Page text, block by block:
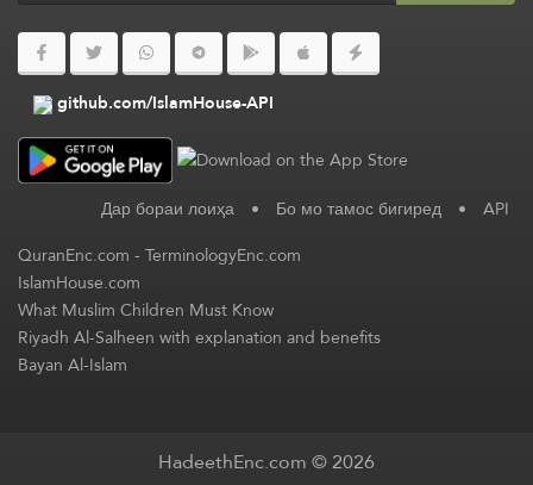
github.com/IslamHouse-API
Дар бораи лоиҳа • Бо мо тамос бигиред • API
QuranEnc.com-TerminologyEnc.com
IslamHouse.com
What Muslim Children Must Know
Riyadh Al-Salheen with explanation and benefits
Bayan Al-Islam
HadeethEnc.com © 2026